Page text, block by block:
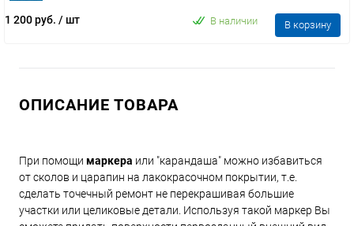
1 200 руб. / шт В наличии В корзину
ОПИСАНИЕ ТОВАРА
При помощи маркера или "карандаша" можно избавиться
от сколов и царапин на лакокрасочном покрытии, т.е.
сделать точечный ремонт не перекрашивая большие
участки или целиковые детали. Используя такой маркер Вы